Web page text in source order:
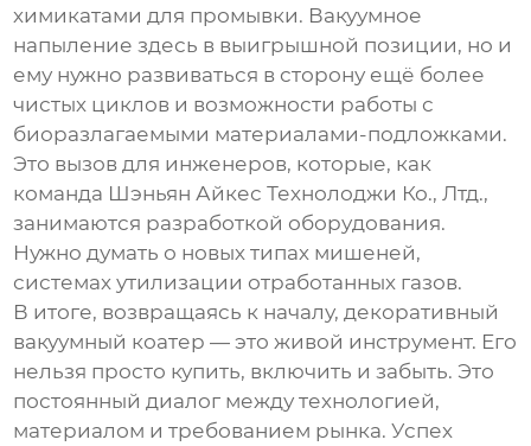
химикатами для промывки. Вакуумное
напыление здесь в выигрышной позиции, но и
ему нужно развиваться в сторону ещё более
чистых циклов и возможности работы с
биоразлагаемыми материалами-подложками.
Это вызов для инженеров, которые, как
команда Шэньян Айкес Технолоджи Ко., Лтд.,
занимаются разработкой оборудования.
Нужно думать о новых типах мишеней,
системах утилизации отработанных газов.
В итоге, возвращаясь к началу,декоративный
вакуумный коатер — это живой инструмент. Его
нельзя просто купить, включить и забыть. Это
постоянный диалог между технологией,
материалом и требованием рынка. Успех